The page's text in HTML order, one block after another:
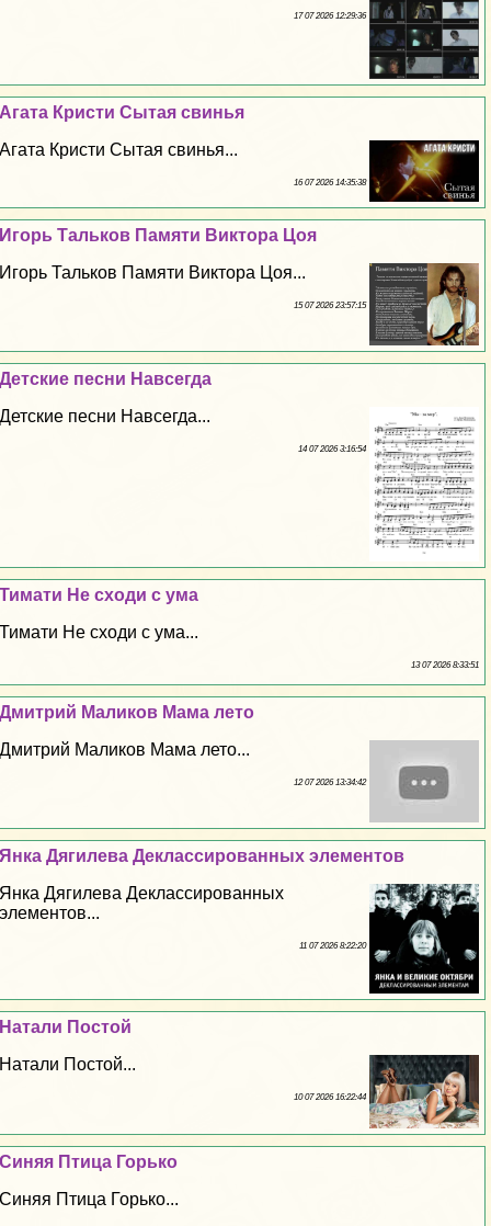
17 07 2026 12:29:36
Агата Кристи Сытая свинья
Агата Кристи Сытая свинья...
16 07 2026 14:35:38
Игорь Тальков Памяти Виктора Цоя
Игорь Тальков Памяти Виктора Цоя...
15 07 2026 23:57:15
Детские песни Навсегда
Детские песни Навсегда...
14 07 2026 3:16:54
Тимати Не сходи с ума
Тимати Не сходи с ума...
13 07 2026 8:33:51
Дмитрий Маликов Мама лето
Дмитрий Маликов Мама лето...
12 07 2026 13:34:42
Янка Дягилева Деклассированных элементов
Янка Дягилева Деклассированных
элементов...
11 07 2026 8:22:20
Натали Постой
Натали Постой...
10 07 2026 16:22:44
Синяя Птица Горько
Синяя Птица Горько...